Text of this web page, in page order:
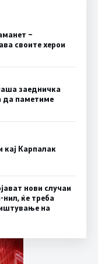
–
своите херои
заедничка
да паметиме
кај Карпалак
нови случаи
ќе треба
на